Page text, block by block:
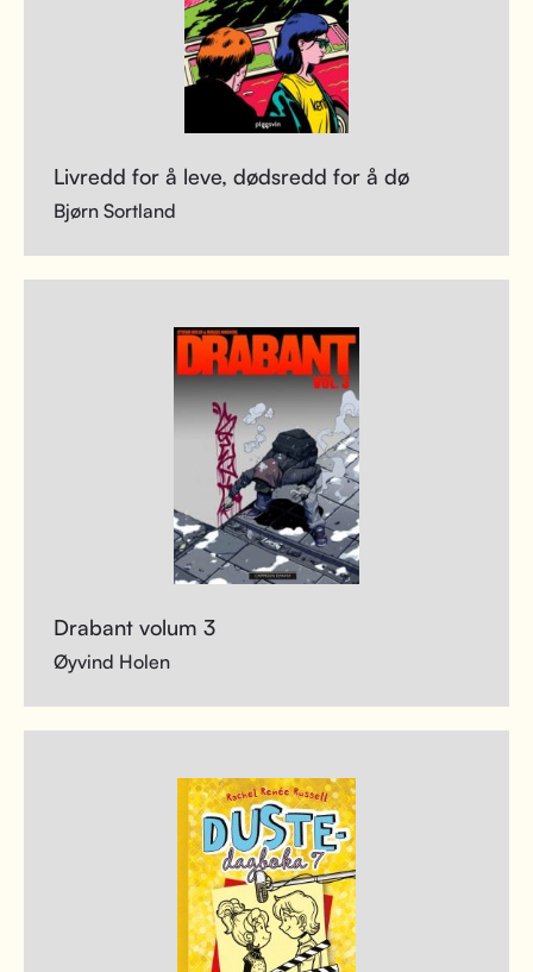
Livredd for å leve, dødsredd for å dø
Bjørn Sortland
Drabant volum 3
Øyvind Holen